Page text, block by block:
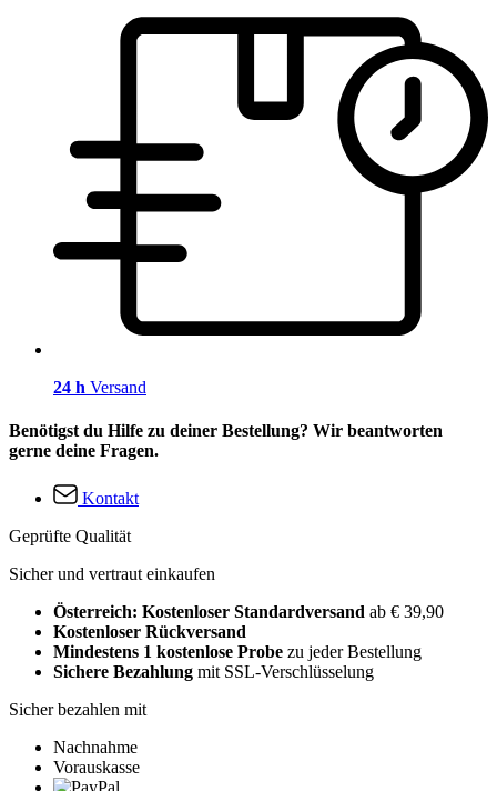
24 h Versand
Benötigst du Hilfe zu deiner Bestellung? Wir beantworten
gerne deine Fragen.
Kontakt
Geprüfte Qualität
Sicher und vertraut einkaufen
Österreich: Kostenloser Standardversand ab € 39,90
Kostenloser Rückversand
Mindestens 1 kostenlose Probe zu jeder Bestellung
Sichere Bezahlung mit SSL-Verschlüsselung
Sicher bezahlen mit
Nachnahme
Vorauskasse